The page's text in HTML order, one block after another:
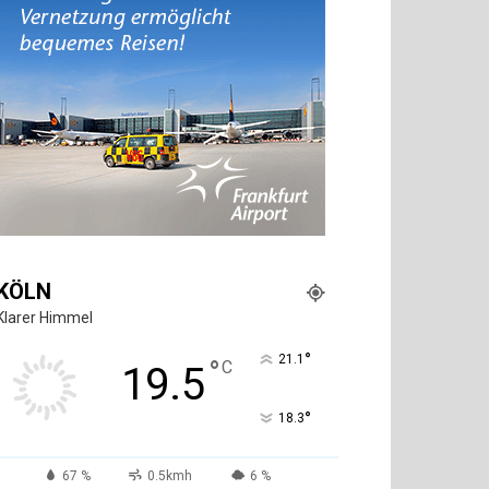
Himmel
19.5°C 21.1 °
18.3°
67 % 0.5kmh 6 %